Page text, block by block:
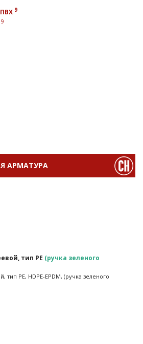
9
9
АРМАТУРА
тип PE (ручка зеленого
PE, HDPE-EPDM, (ручка зеленого